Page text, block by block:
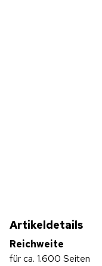
Artikeldetails
Reichweite
für ca. 1.600 Seiten